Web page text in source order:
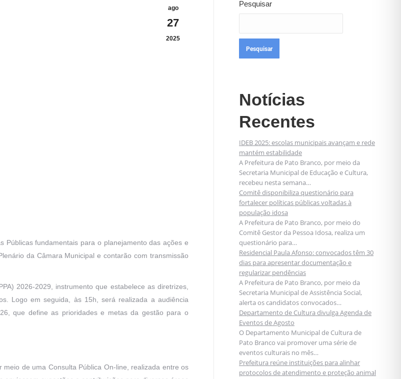
ago
27
2025
Públicas fundamentais para o planejamento das ações e
da Câmara Municipal e contarão com transmissão
2026-2029, instrumento que estabelece as diretrizes,
Logo em seguida, às 15h, será realizada a audiência
que define as prioridades e metas da gestão para o
de uma Consulta Pública On-line, realizada entre os
Pesquisar
Pesquisar
Notícias
Recentes
IDEB 2025: escolas municipais avançam e rede
mantém estabilidade
A Prefeitura de Pato Branco, por meio da
Secretaria Municipal de Educação e Cultura,
recebeu nesta semana…
Comitê disponibiliza questionário para
fortalecer políticas públicas voltadas à
população idosa
A Prefeitura de Pato Branco, por meio do
Comitê Gestor da Pessoa Idosa, realiza um
questionário para…
Residencial Paula Afonso: convocados têm 30
dias para apresentar documentação e
regularizar pendências
A Prefeitura de Pato Branco, por meio da
Secretaria Municipal de Assistência Social,
alerta os candidatos convocados…
Departamento de Cultura divulga Agenda de
Eventos de Agosto
O Departamento Municipal de Cultura de
Pato Branco vai promover uma série de
eventos culturais no mês…
Prefeitura reúne instituições para alinhar
protocolos de atendimento e proteção animal